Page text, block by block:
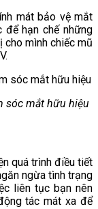
mát bảo vệ mắt
để hạn chế những
cho mình chiếc mũ
sóc mắt hữu hiệu
quá trình điều tiết
ngừa tình trạng
liên tục bạn nên
tác mát xa để